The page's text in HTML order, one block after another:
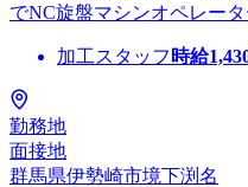
でNC旋盤マシンオペレータ
加工スタッフ 時給
勤務地
面接地
群馬県伊勢崎市境下渕名